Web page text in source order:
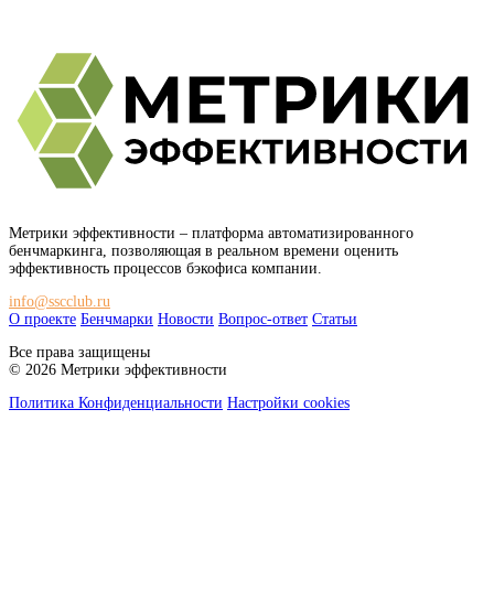
Метрики эффективности – платформа автоматизированного
бенчмаркинга, позволяющая в реальном времени оценить
эффективность процессов бэкофиса компании.
info@sscclub.ru
О проекте Бенчмарки Новости Вопрос-ответ Статьи
Все права защищены
© 2026 Метрики эффективности
Политика Конфиденциальности Настройки cookies